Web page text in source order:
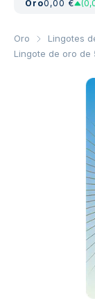
Oro0,00 €
Oro Lingotes
Lingote de oro de